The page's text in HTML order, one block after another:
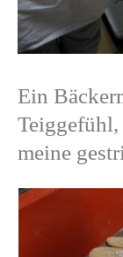
Ein
Teiggefühl,
meine